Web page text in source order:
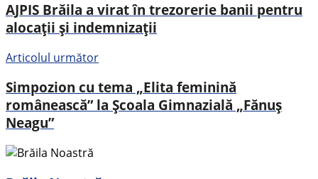
AJPIS Brăila a virat în trezorerie banii pentru
alocații și indemnizații
Articolul următor
Simpozion cu tema „Elita feminină
românească” la Școala Gimnazială „Fănuș
Neagu”